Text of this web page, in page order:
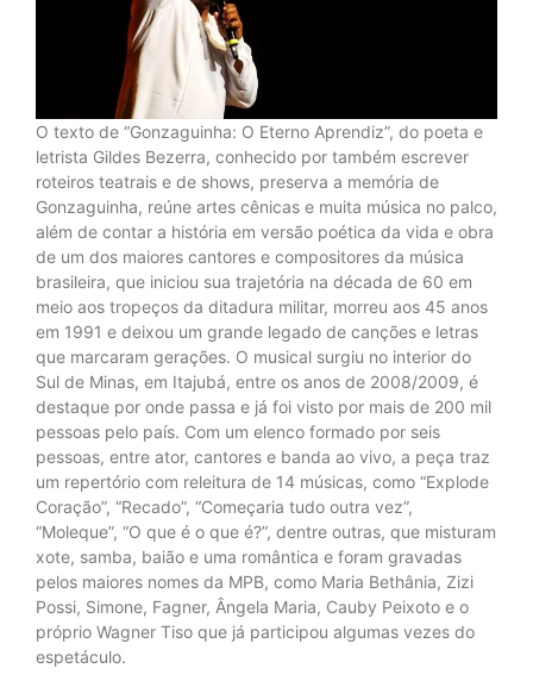
O texto de “Gonzaguinha: O Eterno Aprendiz”, do poeta e
letrista Gildes Bezerra, conhecido por também escrever
roteiros teatrais e de shows, preserva a memória de
Gonzaguinha, reúne artes cênicas e muita música no palco,
além de contar a história em versão poética da vida e obra
de um dos maiores cantores e compositores da música
brasileira, que iniciou sua trajetória na década de 60 em
meio aos tropeços da ditadura militar, morreu aos 45 anos
em 1991 e deixou um grande legado de canções e letras
que marcaram gerações. O musical surgiu no interior do
Sul de Minas, em Itajubá, entre os anos de 2008/2009, é
destaque por onde passa e já foi visto por mais de 200 mil
pessoas pelo país. Com um elenco formado por seis
pessoas, entre ator, cantores e banda ao vivo, a peça traz
um repertório com releitura de 14 músicas, como “Explode
Coração”, “Recado”, “Começaria tudo outra vez”,
“Moleque”, “O que é o que é?”, dentre outras, que misturam
xote, samba, baião e uma romântica e foram gravadas
pelos maiores nomes da MPB, como Maria Bethânia, Zizi
Possi, Simone, Fagner, Ângela Maria, Cauby Peixoto e o
próprio Wagner Tiso que já participou algumas vezes do
espetáculo.